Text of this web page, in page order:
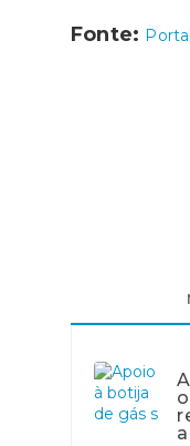
Fonte: